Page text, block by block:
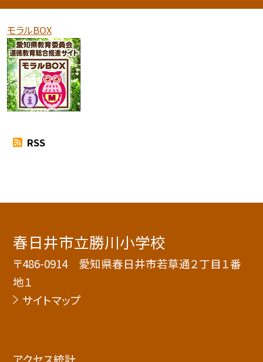
モラルBOX
RSS
春日井市立勝川小学校
〒486-0914 愛知県春日井市若草通２丁目１番
地１
サイトマップ
アクセス統計